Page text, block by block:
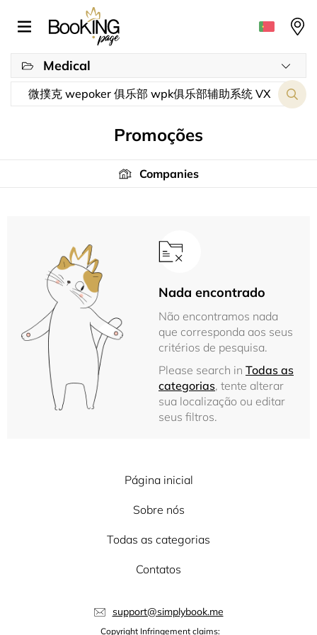
Medical
Promoções
Companies
Nada encontrado
Não encontramos nada
que corresponda aos seus
critérios de pesquisa.
Please search in Todas as
categorias, tente alterar
sua localização ou editar
seus filtros.
Página inicial
Sobre nós
Todas as categorias
Contatos
support@simplybook.me
Copyright Infringement claims: